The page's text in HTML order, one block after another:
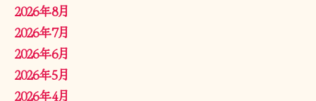
2026年8月
2026年7月
2026年6月
2026年5月
2026年4月